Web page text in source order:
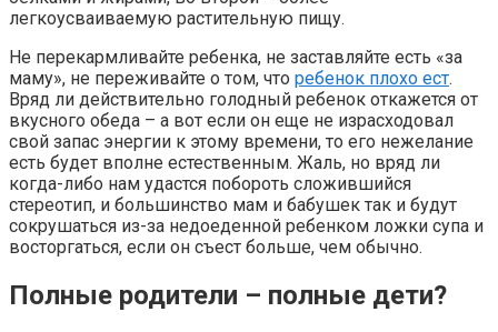
легкоусваиваемую растительную пищу.
Не перекармливайте ребенка, не заставляйте есть «за
маму», не переживайте о том, что ребенок плохо ест.
Вряд ли действительно голодный ребенок откажется от
вкусного обеда – а вот если он еще не израсходовал
свой запас энергии к этому времени, то его нежелание
есть будет вполне естественным. Жаль, но вряд ли
когда-либо нам удастся побороть сложившийся
стереотип, и большинство мам и бабушек так и будут
сокрушаться из-за недоеденной ребенком ложки супа и
восторгаться, если он съест больше, чем обычно.
Полные родители – полные дети?